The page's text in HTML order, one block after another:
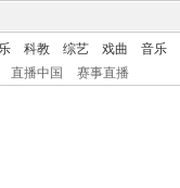
科教 综艺 戏曲 音乐
直播中国 赛事直播